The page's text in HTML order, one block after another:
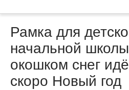
Рамка для
начальной
окошком снег
скоро Новый год